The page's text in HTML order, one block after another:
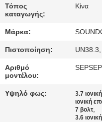
ΠΟΙΟΤΙΚΌΣ
ΈΛΕΓΧΟΣ
ΜΑΣ
ΕΛΆΤΕ
ΣΕ
Τόπος
καταγωγής:
Κίνα
Μάρκα:
Πιστοποίηση:
Αριθμό
μοντέλου:
Υψηλό φως: 3.7
ιονική
7 βολτ,
3.6